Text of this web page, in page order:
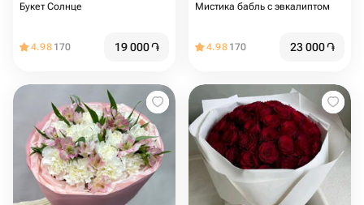
Букет Солнце
4.98 170 19 000֏
Мистика бабль с эвкалиптом
4.98 170 23 000֏